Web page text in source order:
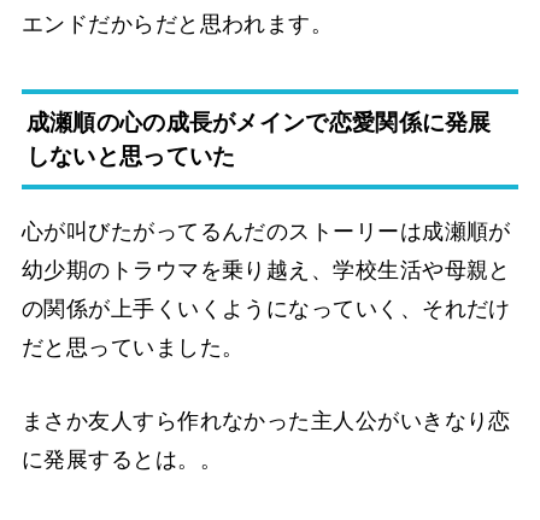
エンドだからだと思われます。
成瀬順の心の成長がメインで恋愛関係に発展
しないと思っていた
心が叫びたがってるんだのストーリーは成瀬順が
幼少期のトラウマを乗り越え、学校生活や母親と
の関係が上手くいくようになっていく、それだけ
だと思っていました。
まさか友人すら作れなかった主人公がいきなり恋
に発展するとは。。